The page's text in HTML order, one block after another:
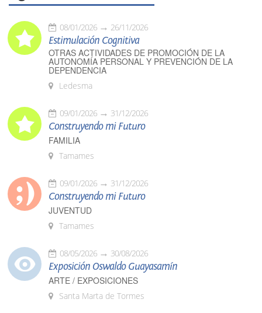
08/01/2026 26/11/2026
Estimulación Cognitiva
OTRAS ACTIVIDADES DE PROMOCIÓN DE LA
AUTONOMÍA PERSONAL Y PREVENCIÓN DE LA
DEPENDENCIA
Ledesma
09/01/2026 31/12/2026
Construyendo mi Futuro
FAMILIA
Tamames
09/01/2026 31/12/2026
Construyendo mi Futuro
JUVENTUD
Tamames
08/05/2026 30/08/2026
Exposición Oswaldo Guayasamín
ARTE / EXPOSICIONES
Santa Marta de Tormes